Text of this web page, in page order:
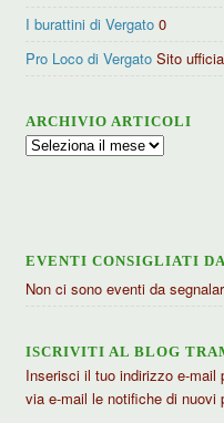
I burattini di Vergato 0
Pro Loco di Vergato Sito
ARCHIVIO ARTICOLI
Archivio
EVENTI CONSIGLIATI
Non ci sono eventi da
ISCRIVITI AL BLOG
Inserisci il tuo indirizzo e-mail
via e-mail le notifiche di nuovi